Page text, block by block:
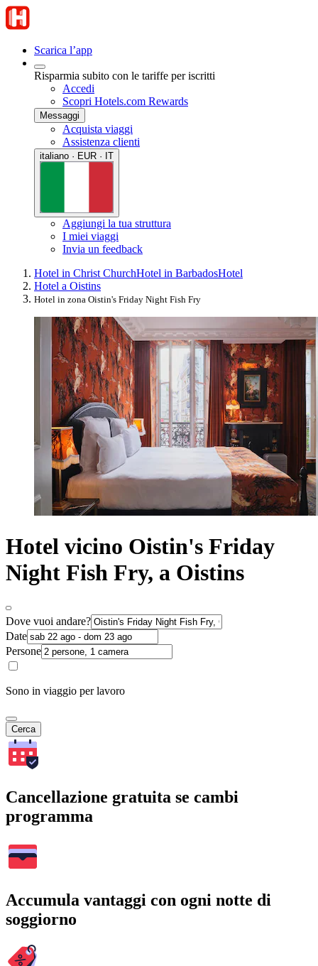
Scarica l’app
Risparmia subito con le tariffe per iscritti
Accedi
Scopri Hotels.com Rewards
Messaggi
Acquista viaggi
Assistenza clienti
italiano · EUR · IT
Aggiungi la tua struttura
I miei viaggi
Invia un feedback
Hotel in Christ ChurchHotel in BarbadosHotel
Hotel a Oistins
Hotel in zona Oistin's Friday Night Fish Fry
Hotel vicino Oistin's Friday
Night Fish Fry, a Oistins
Dove vuoi andare?
Date
Persone
Sono in viaggio per lavoro
Cerca
Cancellazione gratuita se cambi
programma
Accumula vantaggi con ogni notte di
soggiorno